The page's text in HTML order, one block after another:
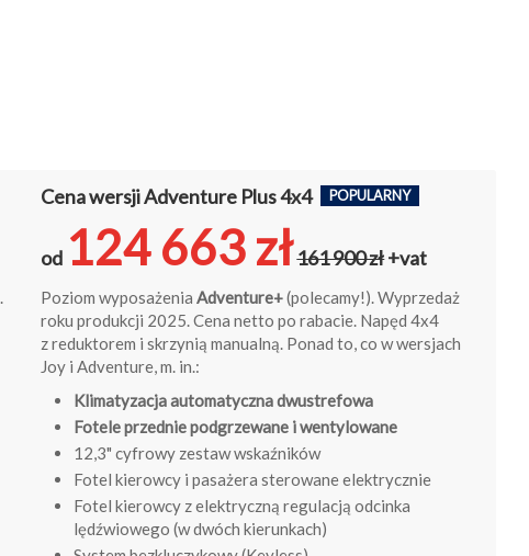
Cena wersji Adventure Plus 4x4 POPULARNY
od 124 663 zł161 900 zł+vat
Poziom wyposażeniaAdventure+(polecamy!). Wyprzedaż
roku produkcji 2025. Cena netto po rabacie. Napęd 4x4
z reduktorem i skrzynią manualną. Ponad to, co w wersjach
Joy i Adventure, m. in.:
Klimatyzacja automatyczna dwustrefowa
Fotele przednie podgrzewane i wentylowane
12,3" cyfrowy zestaw wskaźników
Fotel kierowcy i pasażera sterowane elektrycznie
Fotel kierowcy z elektryczną regulacją odcinka
lędźwiowego (w dwóch kierunkach)